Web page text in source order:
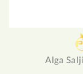
Alga